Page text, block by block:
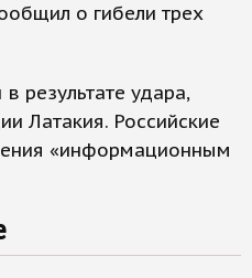
о гибели трех
результате удара,
Латакия. Российские
«информационным